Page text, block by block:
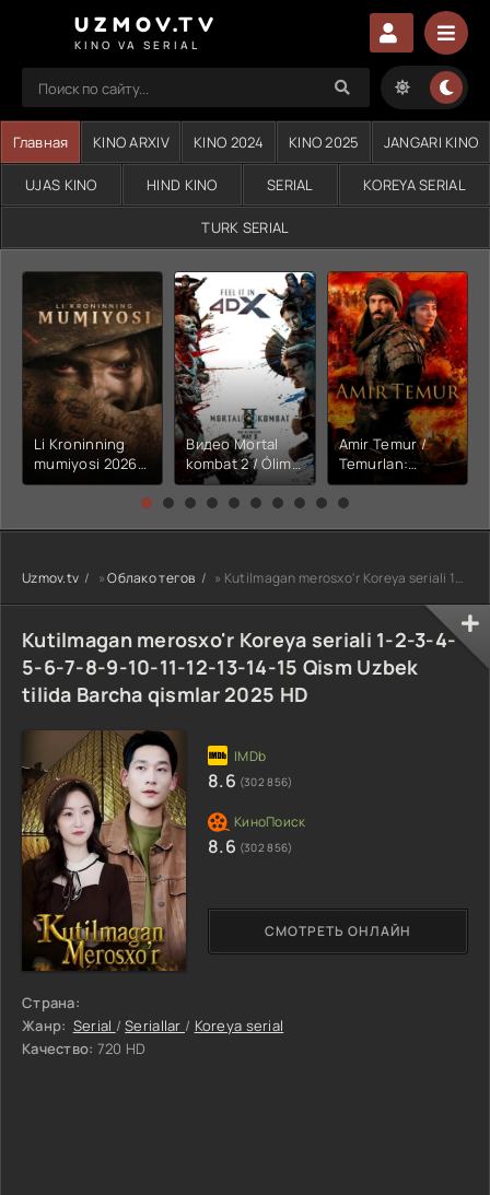
UZMOV.TV
KINO VA SERIAL
Главная KINO ARXIV KINO 2024 KINO 2025 JANGARI KINO
UJAS KINO HIND KINO SERIAL KOREYA SERIAL
TURK SERIAL
Li Kroninning
mumiyosi 2026
(uzbek tilida
kino) tarjima HD
Видео Mortal
kombat 2 / Ólim
jangi 2 (2026)
Uzbek tilida
Amir Temur /
Temurlan:
Fathchining
yuksalishi
tarjima kino Full
HD tas-ix
Uzmov.tv »Облако тегов » Kutilmagan merosxo'r Koreya seriali 1-2-3-4-5-6-7-8-9-10-11-12-13-14-15 Qism Uzbek tilida Barcha qis
Kutilmagan merosxo'r Koreya seriali 1-2-3-4-
5-6-7-8-9-10-11-12-13-14-15 Qism Uzbek
tilida Barcha qismlar 2025 HD
Страна:
Жанр: Serial /Seriallar / Koreya serial
Качество: 720 HD
СМОТРЕТЬ ОНЛАЙН
8.6 (302 856)
8.6 (302 856)